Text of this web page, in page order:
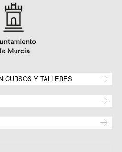
CURSOS Y TALLERES